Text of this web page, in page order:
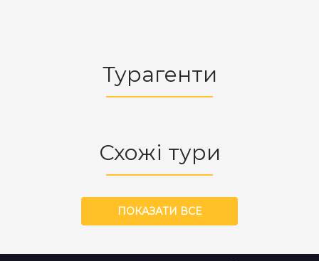
Турагенти
Схожі тури
ПОКАЗАТИ ВСЕ